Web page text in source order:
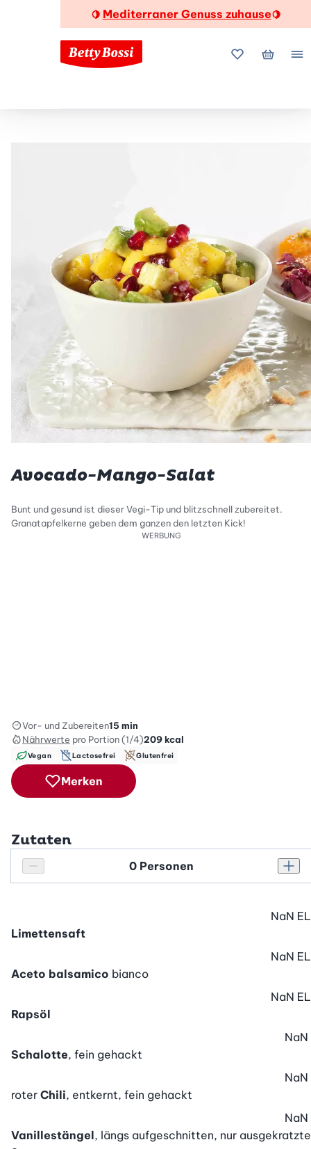
🍋 Mediterraner Genuss zuhause🍋
MeineMein
Avocado-Mango-Salat
Bunt und gesund ist dieser Vegi-Tip und blitzschnell zubereitet.
Granatapfelkerne geben dem ganzen den letzten Kick!
WERBUNG
Vor- und Zubereiten15 min
Nährwerte pro Portion (1/4)209kcal
Vegan Lactosefrei Glutenfrei
Merken
Zutaten
Personenanzahl verringern
Personenanzahl
Limettensaft
NaN EL
Aceto balsamico bianco
NaN EL
Rapsöl
NaN EL
Schalotte, fein gehackt
NaN
roter Chili, entkernt, fein gehackt
NaN
Vanillestängel, längs aufgeschnitten, nur ausgekratzte
NaN